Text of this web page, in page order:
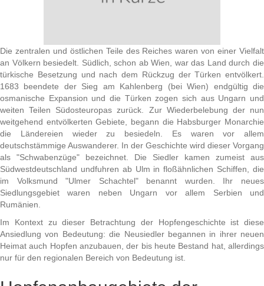
Die zentralen und östlichen Teile des Reiches waren von einer Vielfalt
an Völkern besiedelt. Südlich, schon ab Wien, war das Land durch die
türkische Besetzung und nach dem Rückzug der Türken entvölkert.
1683 beendete der Sieg am Kahlenberg (bei Wien) endgültig die
osmanische Expansion und die Türken zogen sich aus Ungarn und
weiten Teilen Südosteuropas zurück. Zur Wiederbelebung der nun
weitgehend entvölkerten Gebiete, begann die Habsburger Monarchie
die Ländereien wieder zu besiedeln. Es waren vor allem
deutschstämmige Auswanderer. In der Geschichte wird dieser Vorgang
als "Schwabenzüge" bezeichnet. Die Siedler kamen zumeist aus
Südwestdeutschland undfuhren ab Ulm in floßähnlichen Schiffen, die
im Volksmund "Ulmer Schachtel" benannt wurden. Ihr neues
Siedlungsgebiet waren neben Ungarn vor allem Serbien und
Rumänien.
Im Kontext zu dieser Betrachtung der Hopfengeschichte ist diese
Ansiedlung von Bedeutung: die Neusiedler begannen in ihrer neuen
Heimat auch Hopfen anzubauen, der bis heute Bestand hat, allerdings
nur für den regionalen Bereich von Bedeutung ist.